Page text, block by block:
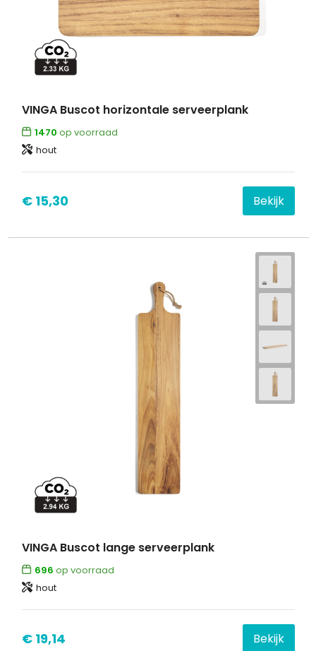
VINGA Buscot horizontale serveerplank
1470 op voorraad
hout
€ 15,30 Bekijk
VINGA Buscot lange serveerplank
696 op voorraad
hout
€ 19,14 Bekijk